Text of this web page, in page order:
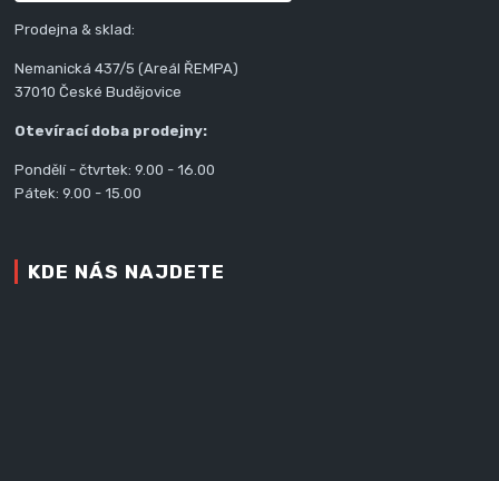
Prodejna & sklad:
Nemanická 437/5 (Areál ŘEMPA)
37010 České Budějovice
Otevírací doba prodejny:
Pondělí - čtvrtek: 9.00 - 16.00
Pátek: 9.00 - 15.00
KDE NÁS NAJDETE